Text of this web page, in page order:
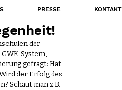
der
System,
gefragt: Hat
der Erfolg des
Schaut man z.B.
PRESSE KONTAKT